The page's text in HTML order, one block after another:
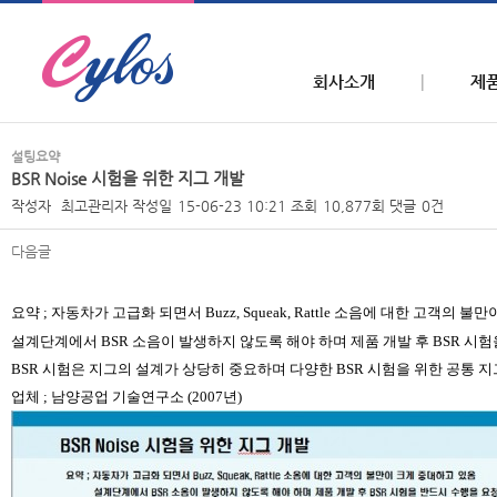
회사소개 제
설팅요약
BSR Noise 시험을 위한 지그 개발
작성자 최고관리자 작성일 15-06-23 10:21 조회 10,877회 댓글 0건
다음글
요약 ; 자동차가 고급화 되면서 Buzz, Squeak, Rattle 소음에 대한 고객의 불만
설계단계에서 BSR 소음이 발생하지 않도록 해야 하며 제품 개발 후 BSR 시험
BSR 시험은 지그의 설계가 상당히 중요하며 다양한 BSR 시험을 위한 공통 지
업체 ; 남양공업 기술연구소 (2007년)